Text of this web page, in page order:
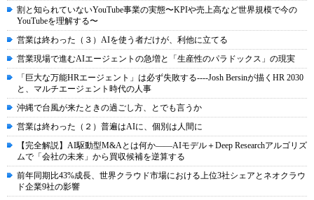
割と知られていないYouTube事業の実態〜KPIや売上高など世界規模で今の
YouTubeを理解する〜
営業は終わった（３）AIを使う者だけが、利他に立てる
営業現場で進むAIエージェントの急増と「生産性のパラドックス」の現実
「巨大な万能HRエージェント」は必ず失敗する----Josh Bersinが描くHR 2030
と、マルチエージェント時代の人事
沖縄で台風が来たときの過ごし方、とでも言うか
営業は終わった（２）普遍はAIに、個別は人間に
【完全解説】AI駆動型M&Aとは何か――AIモデル＋Deep Researchアルゴリズ
ムで「会社の未来」から買収候補を逆算する
前年同期比43%成長、世界クラウド市場における上位3社シェアとネオクラウ
ド企業9社の影響